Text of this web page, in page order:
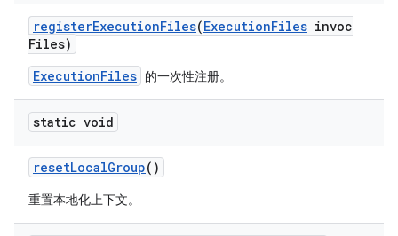
registerExecutionFiles(ExecutionFiles invoc
Files)
ExecutionFiles 的一次性注册。
static void
resetLocalGroup()
重置本地化上下文。